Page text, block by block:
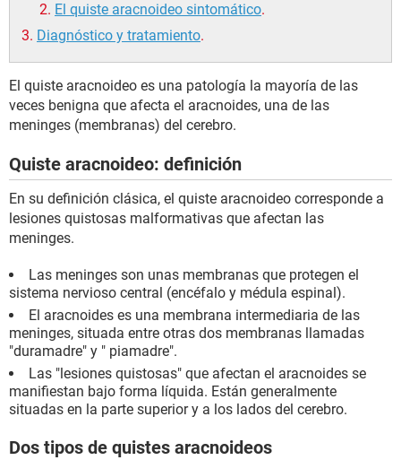
El quiste aracnoideo sintomático.
Diagnóstico y tratamiento.
El quiste aracnoideo es una patología la mayoría de las
veces benigna que afecta el aracnoides, una de las
meninges (membranas) del cerebro.
Quiste aracnoideo: definición
En su definición clásica, el quiste aracnoideo corresponde a
lesiones quistosas malformativas que afectan las
meninges.
Las meninges son unas membranas que protegen el
sistema nervioso central (encéfalo y médula espinal).
El aracnoides es una membrana intermediaria de las
meninges, situada entre otras dos membranas llamadas
"duramadre" y " piamadre".
Las "lesiones quistosas" que afectan el aracnoides se
manifiestan bajo forma líquida. Están generalmente
situadas en la parte superior y a los lados del cerebro.
Dos tipos de quistes aracnoideos